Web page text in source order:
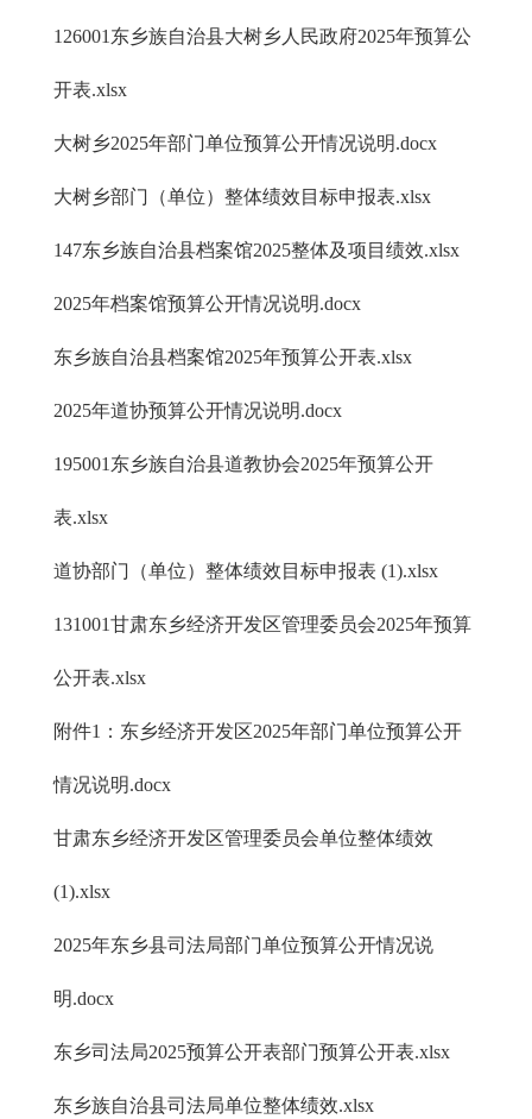
126001东乡族自治县大树乡人民政府2025年预算公
开表.xlsx
大树乡2025年部门单位预算公开情况说明.docx
大树乡部门（单位）整体绩效目标申报表.xlsx
147东乡族自治县档案馆2025整体及项目绩效.xlsx
2025年档案馆预算公开情况说明.docx
东乡族自治县档案馆2025年预算公开表.xlsx
2025年道协预算公开情况说明.docx
195001东乡族自治县道教协会2025年预算公开
表.xlsx
道协部门（单位）整体绩效目标申报表 (1).xlsx
131001甘肃东乡经济开发区管理委员会2025年预算
公开表.xlsx
附件1：东乡经济开发区2025年部门单位预算公开
情况说明.docx
甘肃东乡经济开发区管理委员会单位整体绩效
(1).xlsx
2025年东乡县司法局部门单位预算公开情况说
明.docx
东乡司法局2025预算公开表部门预算公开表.xlsx
东乡族自治县司法局单位整体绩效.xlsx